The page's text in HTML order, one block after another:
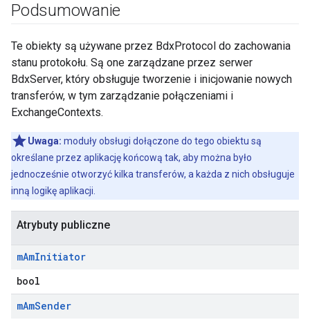
Podsumowanie
Te obiekty są używane przez BdxProtocol do zachowania
stanu protokołu. Są one zarządzane przez serwer
BdxServer, który obsługuje tworzenie i inicjowanie nowych
transferów, w tym zarządzanie połączeniami i
ExchangeContexts.
Uwaga: moduły obsługi dołączone do tego obiektu są
określane przez aplikację końcową tak, aby można było
jednocześnie otworzyć kilka transferów, a każda z nich obsługuje
inną logikę aplikacji.
Atrybuty publiczne
mAmInitiator
bool
mAmSender